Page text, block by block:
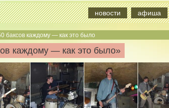
новости афиша
баксов каждому — как это было
каждому — как это было»